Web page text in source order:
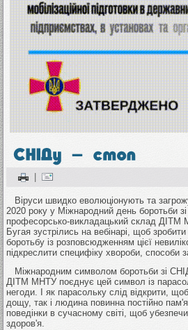
|
Віруси швидко еволюціонують та
2020 року у Міжнародний день боротьби
професорсько-викладацький склад ДІТМ
Бугая зустрілись на вебінарі, щоб
боротьбу із розповсюдженням цієї
підкреслити специфіку хвороби, способи
Міжнародним символом боротьби зі
ДІТМ МНТУ поєднує цей символ із
негоди. І як парасольку слід відкрити,
дощу, так і людина повинна постійно
поведінки в сучасному світі, щоб
здоров'я.